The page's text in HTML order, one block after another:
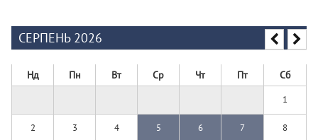
СЕРПЕНЬ 2026
Нд Пн Вт Ср Чт Пт Сб
1
2 3 4 5 6 7 8